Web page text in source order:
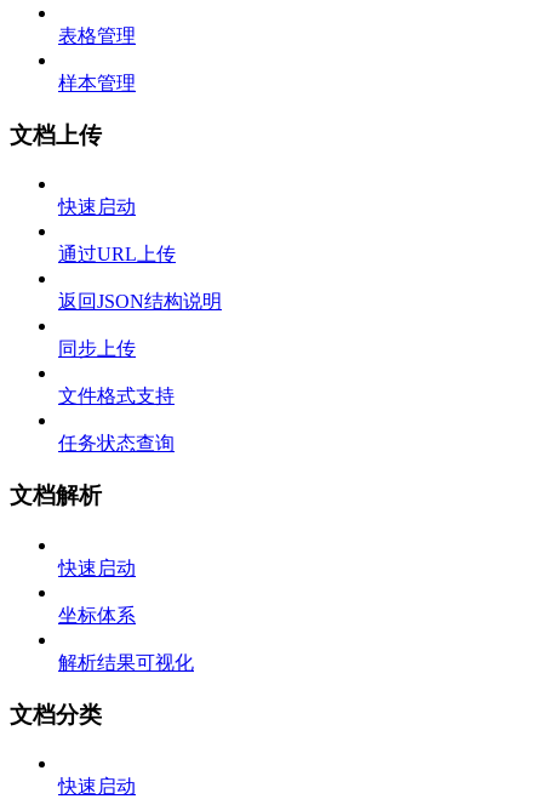
表格管理
样本管理
文档上传
快速启动
通过URL上传
返回JSON结构说明
同步上传
文件格式支持
任务状态查询
文档解析
快速启动
坐标体系
解析结果可视化
文档分类
快速启动